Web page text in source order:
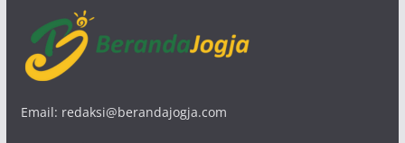
Email: redaksi@berandajogja.com